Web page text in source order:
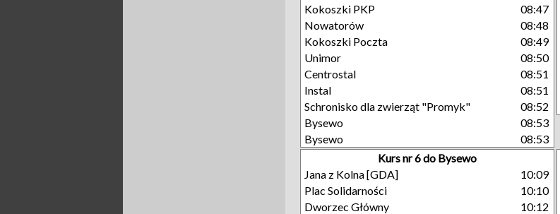
Kokoszki PKP
08:47
Nowatorów
08:48
Kokoszki Poczta
08:49
Unimor
08:50
Centrostal
08:51
Instal
08:51
Schronisko dla zwierząt "Promyk"
08:52
Bysewo
08:53
Bysewo
08:53
Kurs nr 6 do Bysewo
Jana z Kolna [GDA]
10:09
Plac Solidarności
10:10
Dworzec Główny
10:12